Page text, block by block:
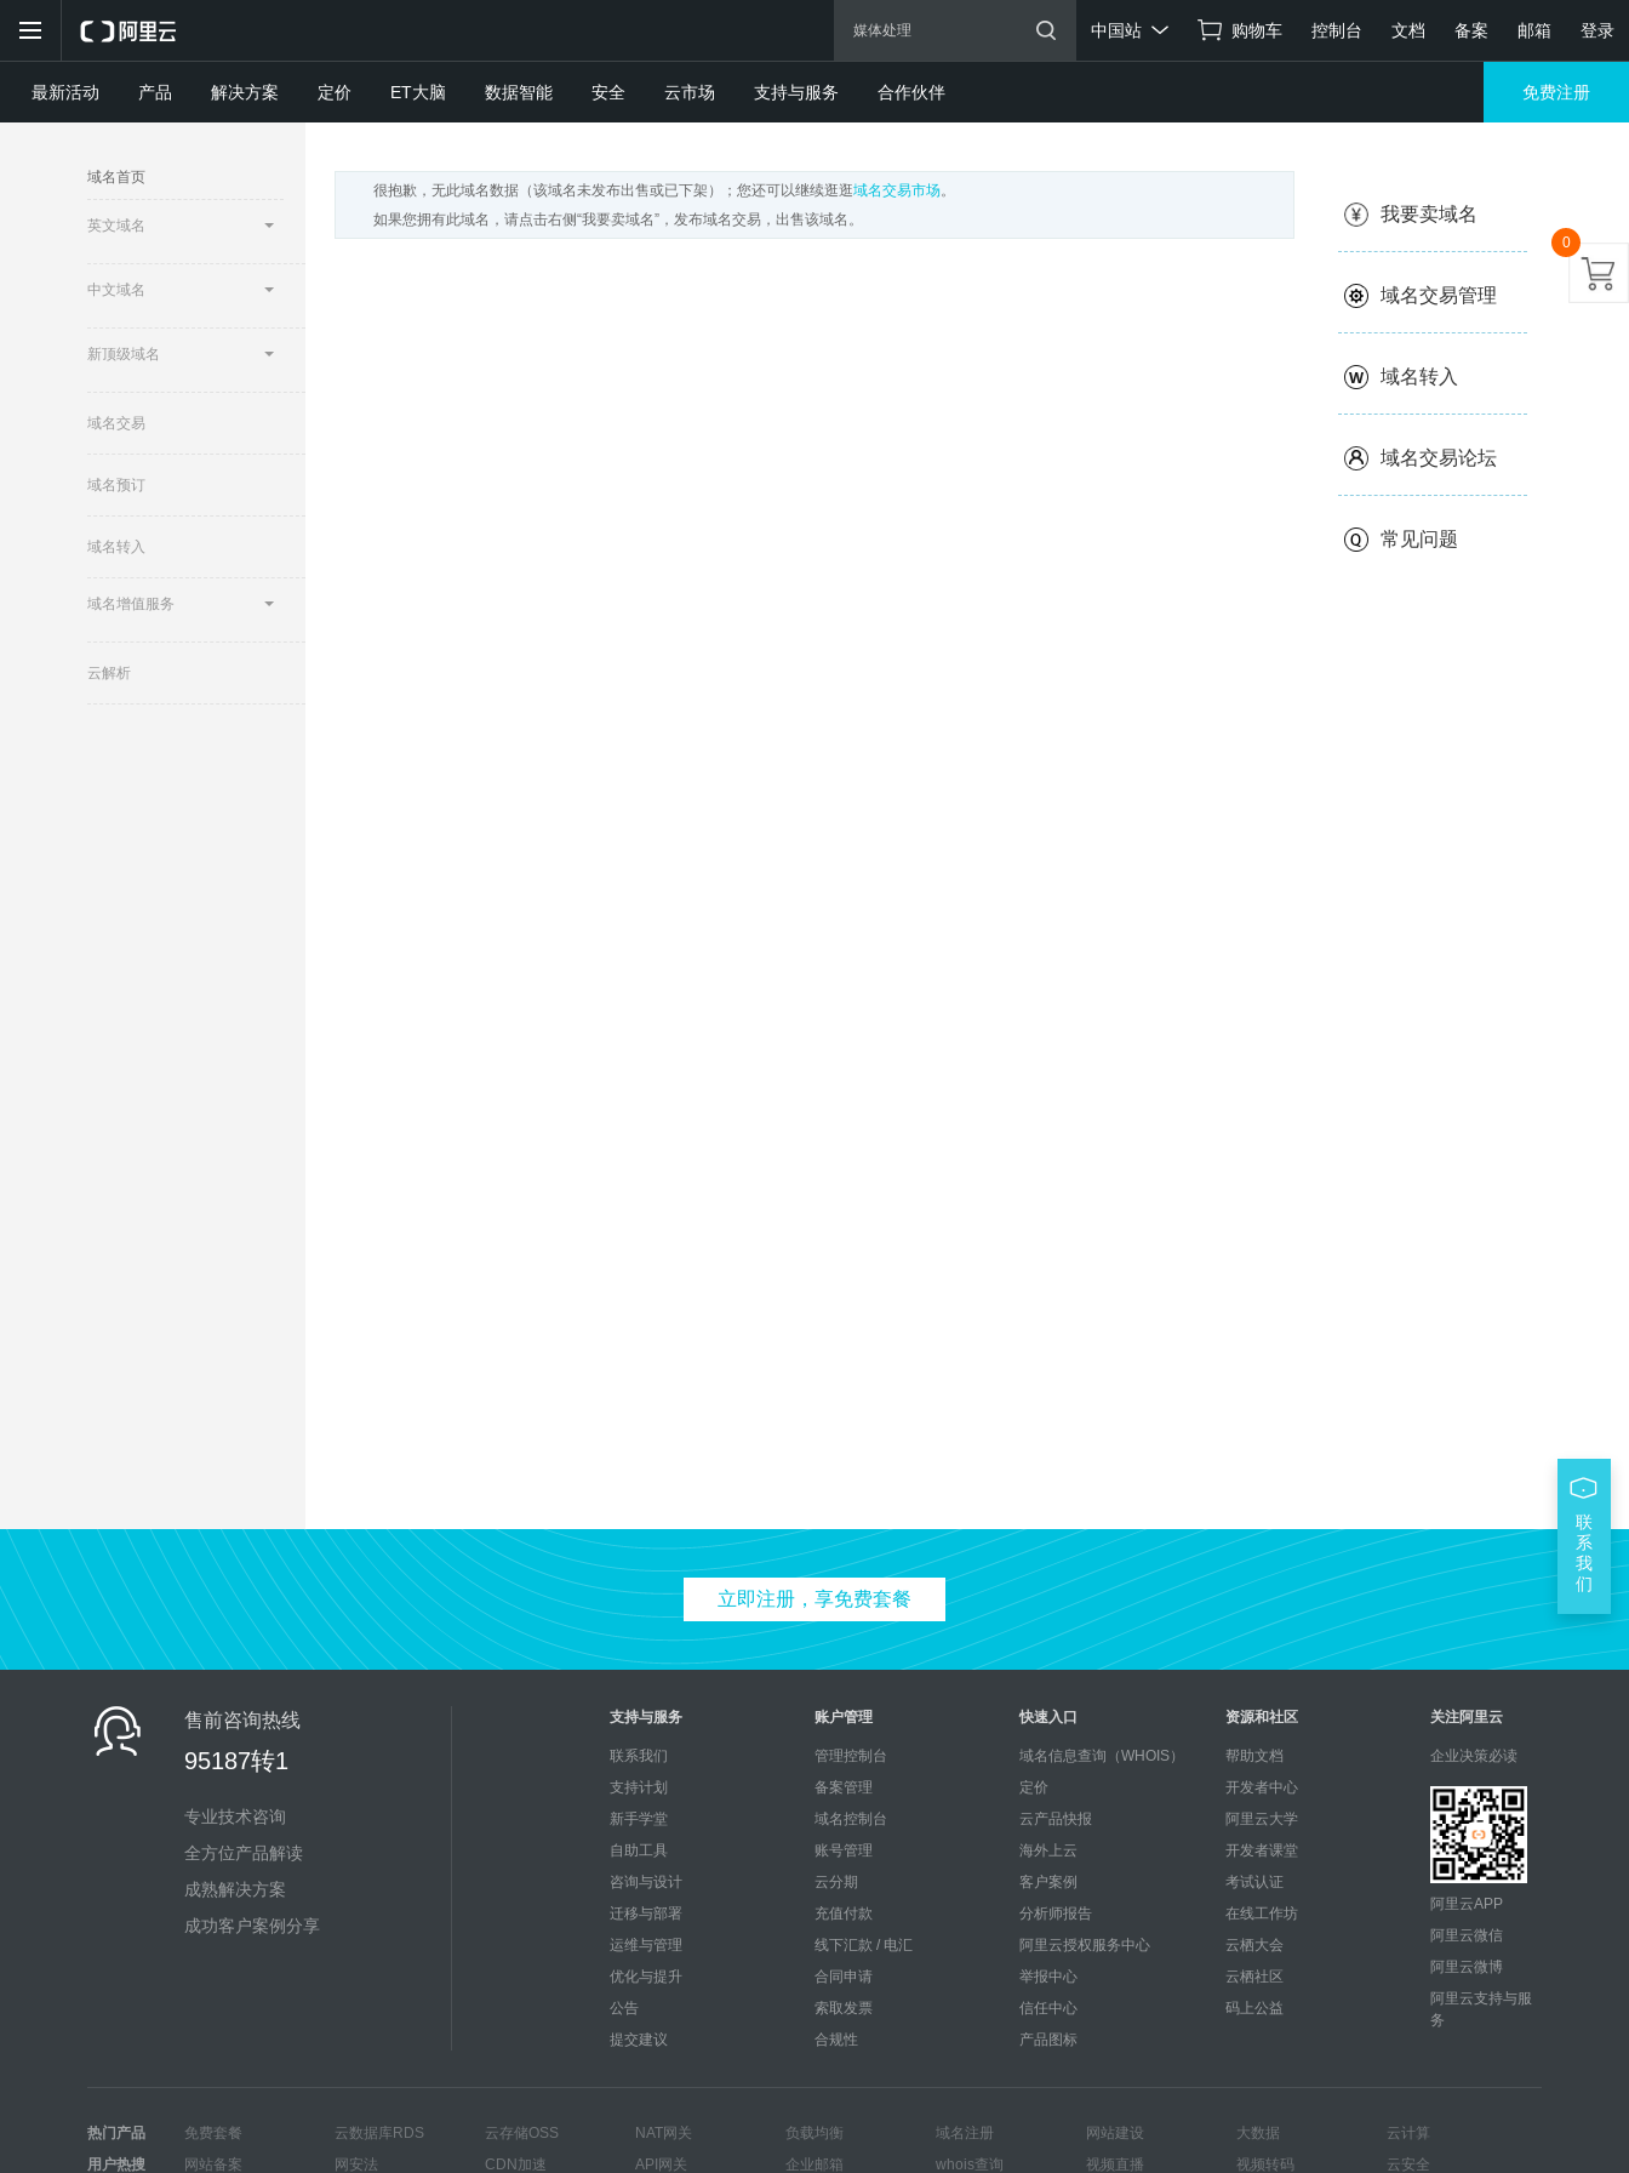
购物车 控制台 文档 备案 邮箱 登录
中国站
最新活动 产品 解决方案 定价 ET大脑 数据智能 安全 云市场 支持与服务 合作伙伴 免费注册
域名首页
英文域名
中文域名
新顶级域名
域名交易
域名预订
域名转入
域名增值服务
云解析
很抱歉，无此域名数据（该域名未发布出售或已下架）；您还可以继续逛逛域名交易市场。
如果您拥有此域名，请点击右侧“我要卖域名”，发布域名交易，出售该域名。
我要卖域名
域名交易管理
域名转入
域名交易论坛
常见问题
立即注册，享免费套餐
售前咨询热线
95187转1
专业技术咨询
全方位产品解读
成熟解决方案
成功客户案例分享
支持与服务
联系我们
支持计划
新手学堂
自助工具
咨询与设计
迁移与部署
运维与管理
优化与提升
公告
提交建议
账户管理
管理控制台
备案管理
域名控制台
账号管理
云分期
充值付款
线下汇款 / 电汇
合同申请
索取发票
合规性
快速入口
域名信息查询（WHOIS）
定价
云产品快报
海外上云
客户案例
分析师报告
阿里云授权服务中心
举报中心
信任中心
产品图标
资源和社区
帮助文档
开发者中心
阿里云大学
开发者课堂
考试认证
在线工作坊
云栖大会
云栖社区
码上公益
关注阿里云
企业决策必读
阿里云APP
阿里云微信
阿里云微博
阿里云支持与服
务
热门产品 免费套餐 云数据库RDS 云存储OSS NAT网关 负载均衡 域名注册 网站建设 大数据
云计算
用户热搜
网站备案 网安法 CDN加速 API网关 企业邮箱 whois查询 视频直播 视频转码 云安全
联
系
我
们
0